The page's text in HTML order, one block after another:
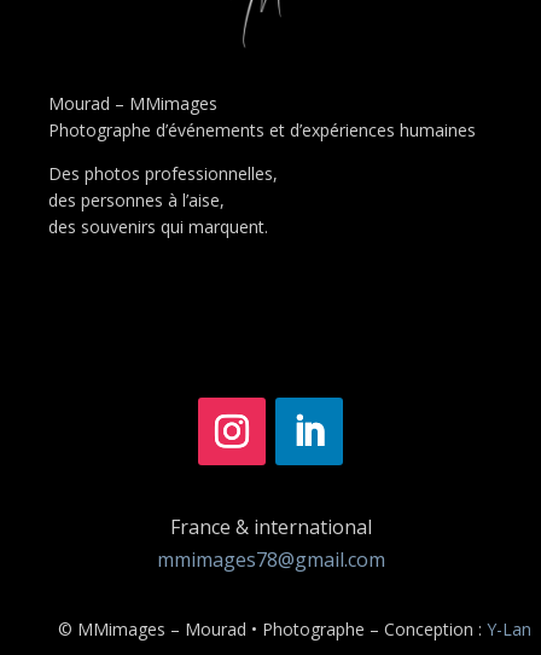
Mourad – MMimages
Photographe d’événements et d’expériences humaines
Des photos professionnelles,
des personnes à l’aise,
des souvenirs qui marquent.
France & international
mmimages78@gmail.com
© MMimages – Mourad • Photographe – Conception : Y-Lan